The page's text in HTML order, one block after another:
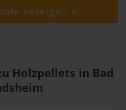
anzeigen
Holzpellets in Bad